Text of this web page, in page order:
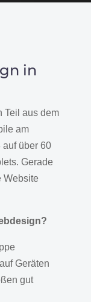
in
Teil aus dem
am
auf über 60
Gerade
Website
Geräten
gut